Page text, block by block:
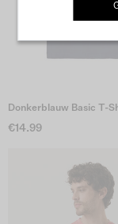
Donkerblauw Basic T-
€14.99